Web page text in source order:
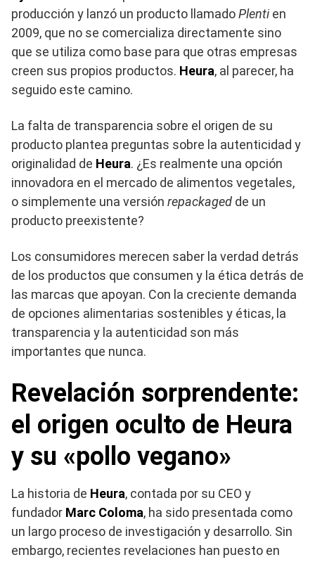
producción y lanzó un producto llamadoPlentien
2009, que no se comercializa directamente sino
que se utiliza como base para que otras empresas
creen sus propios productos. Heura, al parecer, ha
seguido este camino.
La falta de transparencia sobre el origen de su
producto plantea preguntas sobre la autenticidad y
originalidad de Heura. ¿Es realmente una opción
innovadora en el mercado de alimentos vegetales,
o simplemente una versión repackaged de un
producto preexistente?
Los consumidores merecen saber la verdad detrás
de los productos que consumen y la ética detrás de
las marcas que apoyan. Con la creciente demanda
de opciones alimentarias sostenibles y éticas, la
transparencia y la autenticidad son más
importantes que nunca.
Revelación sorprendente:
el origen oculto de Heura
y su «pollo vegano»
La historia de Heura, contada por su CEO y
fundador Marc Coloma, ha sido presentada como
un largo proceso de investigación y desarrollo. Sin
embargo, recientes revelaciones han puesto en